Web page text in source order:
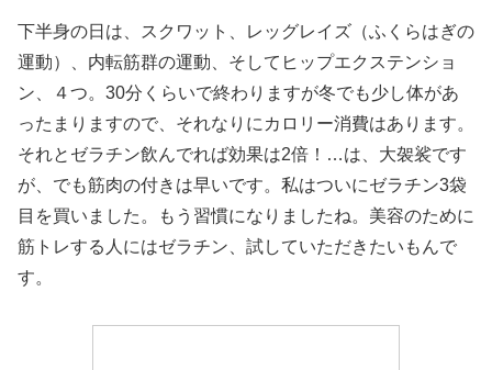
下半身の日は、スクワット、レッグレイズ（ふくらはぎの
運動）、内転筋群の運動、そしてヒップエクステンショ
ン、４つ。30分くらいで終わりますが冬でも少し体があ
ったまりますので、それなりにカロリー消費はあります。
それとゼラチン飲んでれば効果は2倍！…は、大袈裟です
が、でも筋肉の付きは早いです。私はついにゼラチン3袋
目を買いました。もう習慣になりましたね。美容のために
筋トレする人にはゼラチン、試していただきたいもんで
す。